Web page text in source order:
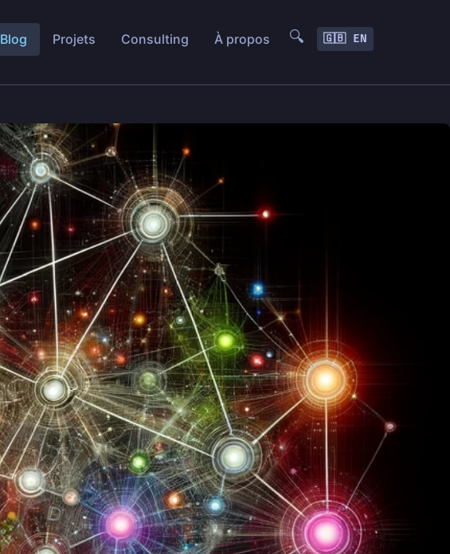
Blog Projets Consulting À propos 🔍 🇬🇧 EN